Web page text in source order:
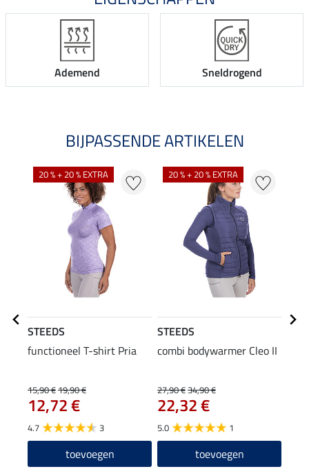
Ademend Sneldrogend
BIJPASSENDE ARTIKELEN
20 % + 20 % EXTRA
STEEDS
functioneel T-shirt Pria
15,90 €19,90 €
12,72 €
4.7 3
toevoegen
20 % + 20 % EXTRA
STEEDS
combi bodywarmer Cleo II
27,90 €34,90 €
22,32 €
5.0 1
toevoegen